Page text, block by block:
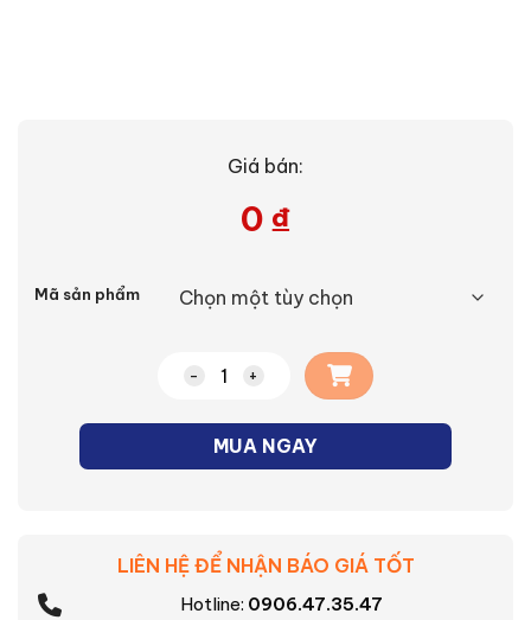
Giá bán:
0 ₫
Mã sản phẩm
Chảo chiên chống dính Tefal So
MUA NGAY
LIÊN HỆ ĐỂ NHẬN BÁO GIÁ TỐT
Hotline: 0906.47.35.47